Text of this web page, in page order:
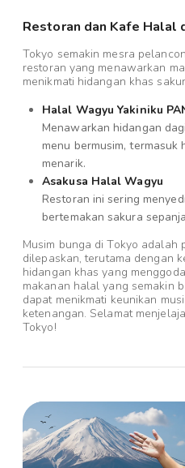
Restoran dan Kafe Halal
Tokyo semakin mesra
restoran yang menawarkan
menikmati hidangan khas
Halal Wagyu Yakiniku
Menawarkan hidangan
menu bermusim, termasuk
menarik.
Asakusa Halal Wagyu
Restoran ini sering
bertemakan sakura
Musim bunga di Tokyo adalah
dilepaskan, terutama dengan
hidangan khas yang
makanan halal yang semakin
dapat menikmati keunikan
ketenangan. Selamat
Tokyo!